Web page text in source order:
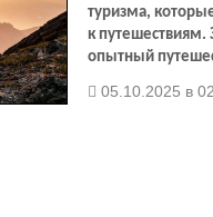
туризма,
к путешествиям.
опытный
05.10.2025 в